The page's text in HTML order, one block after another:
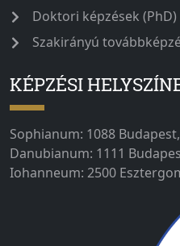
Doktori képzések (PhD)
Szakirányú
KÉPZÉSI
Sophianum: 1088
Danubianum: 1111
Iohanneum: 2500